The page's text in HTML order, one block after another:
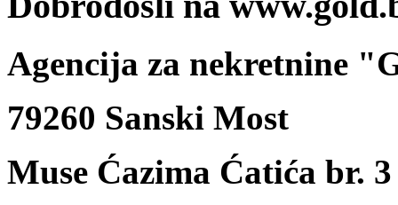
Agencija za nekretnine
79260 Sanski Most
Muse Ćazima Ćatića br. 3